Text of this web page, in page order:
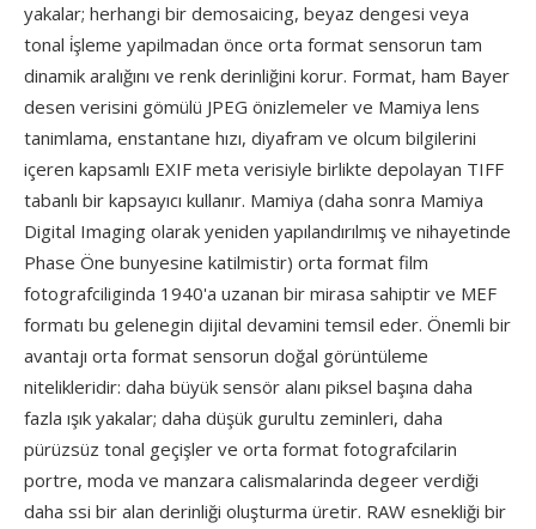
yakalar; herhangi bir demosaicing, beyaz dengesi veya
tonal i̇şleme yapilmadan önce orta format sensorun tam
dinamik aralığını ve renk derinliğini korur. Format, ham Bayer
desen verisini gömülü JPEG önizlemeler ve Mamiya lens
tanimlama, enstantane hızı, diyafram ve olcum bilgilerini
içeren kapsamlı EXIF meta verisiyle birlikte depolayan TIFF
tabanlı bir kapsayıcı kullanır. Mamiya (daha sonra Mamiya
Digital Imaging olarak yeniden yapılandırılmış ve nihayetinde
Phase Öne bunyesine katilmistir) orta format film
fotografciliginda 1940'a uzanan bir mirasa sahiptir ve MEF
formatı bu gelenegin dijital devamini temsil eder. Önemli bir
avantajı orta format sensorun doğal görüntüleme
nitelikleridir: daha büyük sensör alanı piksel başına daha
fazla ışık yakalar; daha düşük gurultu zeminleri, daha
pürüzsüz tonal geçişler ve orta format fotografcilarin
portre, moda ve manzara calismalarinda degeer verdiği
daha ssi bir alan derinliği oluşturma üretir. RAW esnekliği bir